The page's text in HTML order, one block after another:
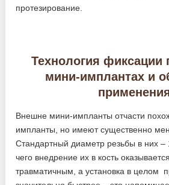
протезирование.
Технология фиксации
мини-имплантах и
Внешне мини-импланты отчасти
импланты, но имеют существенно
Стандартный диаметр резьбы в них –
чего внедрение их в кость
травматичным, а установка в целом